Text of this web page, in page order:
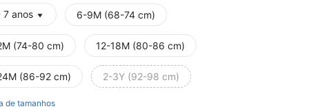
7 anos 6-9M (68-74 cm)
(74-80 cm) 12-18M (80-86 cm)
(86-92 cm) 2-3Y (92-98 cm)
de tamanhos